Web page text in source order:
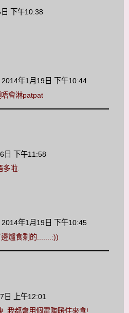
下午10:38
2014年1月19日 下午10:44
會淋patpat
日 下午11:58
多啦.
2014年1月19日 下午10:45
爐食剩的.......:))
日 上午12:01
, 我都會用個電陶暖住來食!